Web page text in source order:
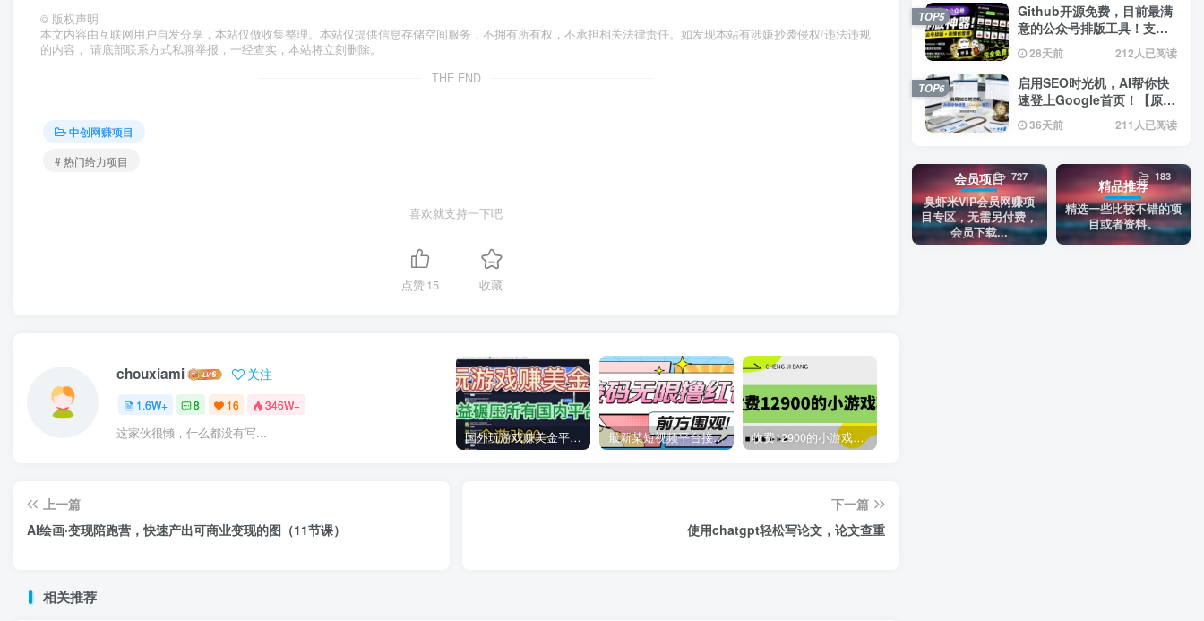
© 版权声明
本文内容由互联网用户自发分享，本站仅做收集整理。本站仅提供信息存储空间服务，不拥有所有权，不承担相关法律责任。如发现本站有涉嫌抄袭侵权/违法违规
的内容， 请底部联系方式私聊举报，一经查实，本站将立刻删除。
THE END
中创网赚项目
# 热门给力项目
喜欢就支持一下吧
点赞15 收藏
chouxiami 关注
1.6W+ 8 16 346W+
这家伙很懒，什么都没有写... 国外玩游戏赚美金平台，一个游戏60+，收益碾压国内所有平台 最新某短视频平台接码看广告，无限撸1.3元项目【软件+详细操作教程】 收费12900的小游戏项目，单机收益30+，独家养号方法
上一篇
AI绘画·变现陪跑营，快速产出可商业变现的图（11节课）
下一篇
使用chatgpt轻松写论文，论文查重
相关推荐
Github开源免费，目前最满
意的公众号排版工具！支持
实时预览，排版超美观且带
表情包管理功能
28天前 212人已阅读
TOP5
启用SEO时光机，AI帮你快
速登上Google首页！【原创
双语字幕】
36天前 211人已阅读
TOP6
会员项目
臭虾米VIP会员网赚项
目专区，无需另付费，
会员下载...
727
精品推荐
精选一些比较不错的项
目或者资料。
183